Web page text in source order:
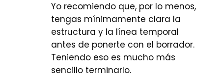
Yo recomiendo que, por lo menos,
tengas mínimamente clara la
estructura y la línea temporal
antes de ponerte con el borrador.
Teniendo eso es mucho más
sencillo terminarlo.